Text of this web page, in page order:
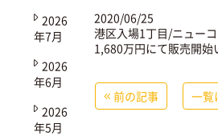
2020/06/25
港区入場1丁目/ニュー
1,680万円にて販売開始
前の記事 一覧
2026
年7月
2026
年6月
2026
年5月